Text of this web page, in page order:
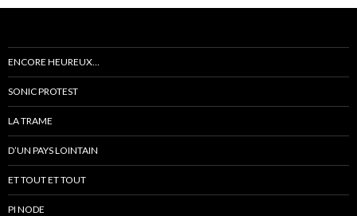
ENCORE HEUREUX…
SONIC PROTEST
LA TRAME
D’UN PAYS LOINTAIN
ET TOUT ET TOUT
PI NODE